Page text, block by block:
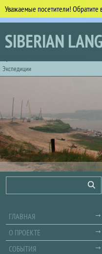
Уважаемые посетители! Обратите
Перейти к основному содержанию
SIBERIAN LANG
Экспедиции
ГЛАВНАЯ
О ПРОЕКТЕ
СОБЫТИЯ